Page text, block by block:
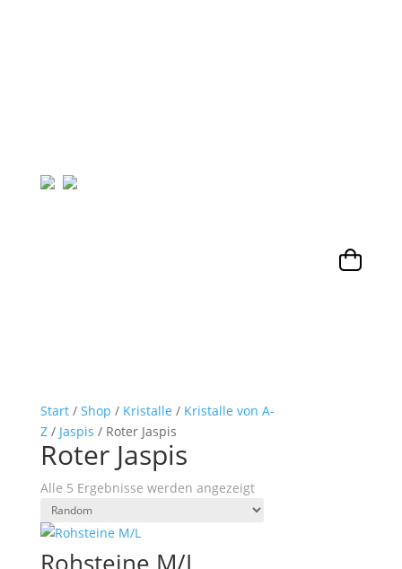
Start/ Shop / Kristalle / Kristalle von A-
Z/ Jaspis / Roter Jaspis
Roter Jaspis
Alle 5 Ergebnisse werden angezeigt